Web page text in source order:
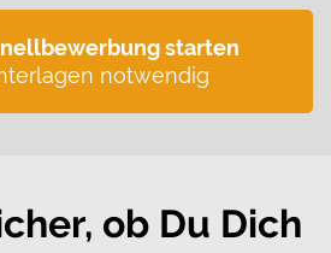
starten
notwendig
ob Du Dich